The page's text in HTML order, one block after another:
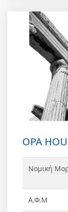
OPA
Νομική
Α.Φ.Μ